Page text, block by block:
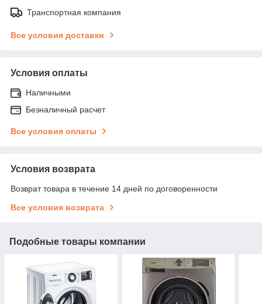
Транспортная компания
Все условия доставки
Условия оплаты
Наличными
Безналичный расчет
Все условия оплаты
Условия возврата
Возврат товара в течение 14 дней по договоренности
Все условия возврата
Подобные товары компании